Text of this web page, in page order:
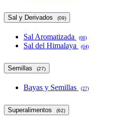
Sal y Derivados (09)
Sal Aromatizada (06)
Sal del Himalaya (04)
Semillas (27)
Bayas y Semillas (27)
Superalimentos (62)